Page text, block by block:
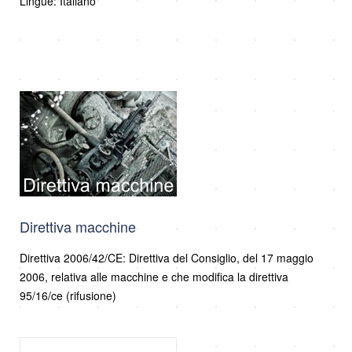
Direttiva macchine
Direttiva 2006/42/CE: Direttiva del Consiglio, del 17 maggio
2006, relativa alle macchine e che modifica la direttiva
95/16/ce (rifusione)